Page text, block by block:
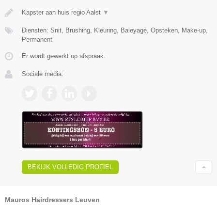
Kapster aan huis regio Aalst ▼
Diensten: Snit, Brushing, Kleuring, Baleyage, Opsteken, Make-up,
Permanent
Er wordt gewerkt op afspraak.
Sociale media:
BEKIJK VOLLEDIG PROFIEL
Mauros Hairdressers Leuven